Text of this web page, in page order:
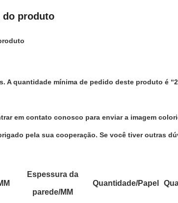
do produto
A quantidade mínima de pedido deste produto é
em contato conosco para enviar a imagem
pela sua cooperação. Se você tiver outras
Espessura da
parede/MM
Quantidade/Papel